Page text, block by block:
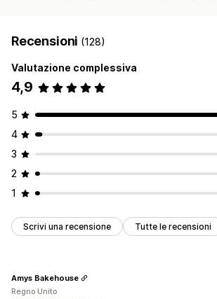
Recensioni (128)
Valutazione complessiva
4,9
5
4
3
2
1
Scrivi una recensione Tutte le recensioni
Amys Bakehouse
Regno Unito